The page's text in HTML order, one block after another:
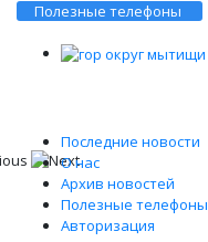
Полезные телефоны
Последние новости
О нас
Архив новостей
Полезные телефоны
Авторизация